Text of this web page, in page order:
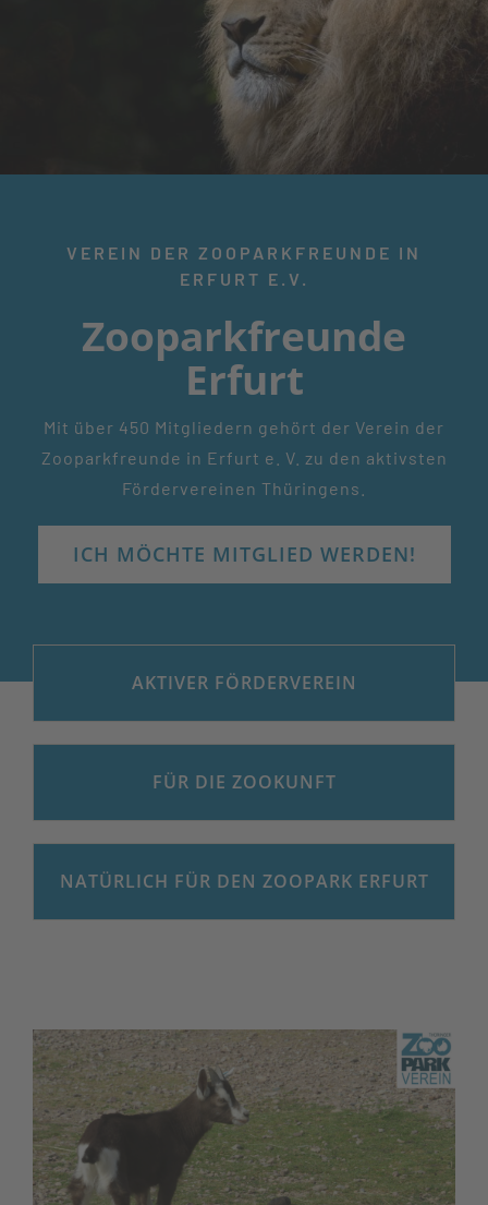
Kontakt
VEREIN DER ZOOPARKFREUNDE IN
ERFURT E.V.
Zooparkfreunde
Erfurt
Mit über 450 Mitgliedern gehört der Verein der
Zooparkfreunde in Erfurt e. V. zu den aktivsten
Fördervereinen Thüringens.
ICH MÖCHTE MITGLIED WERDEN!
AKTIVER FÖRDERVEREIN
FÜR DIE ZOOKUNFT
NATÜRLICH FÜR DEN ZOOPARK ERFURT